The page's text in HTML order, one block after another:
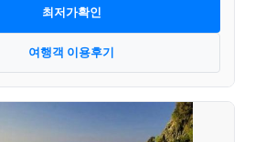
최저가확인
여행객 이용후기